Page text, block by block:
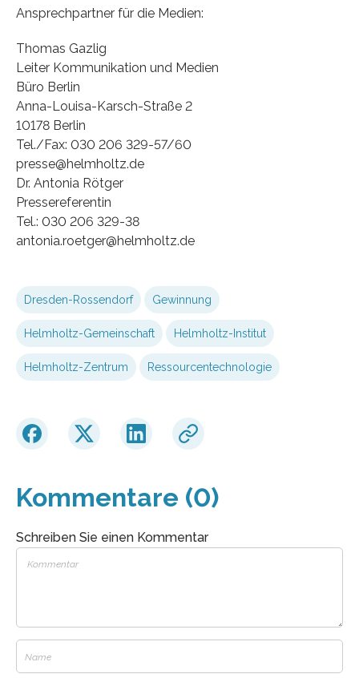
Ansprechpartner für die Medien:
Thomas Gazlig
Leiter Kommunikation und Medien
Büro Berlin
Anna-Louisa-Karsch-Straße 2
10178 Berlin
Tel./Fax: 030 206 329-57/60
presse@helmholtz.de
Dr. Antonia Rötger
Pressereferentin
Tel.: 030 206 329-38
antonia.roetger@helmholtz.de
Dresden-Rossendorf Gewinnung
Helmholtz-Gemeinschaft Helmholtz-Institut
Helmholtz-Zentrum Ressourcentechnologie
Kommentare (0)
Schreiben Sie einen Kommentar